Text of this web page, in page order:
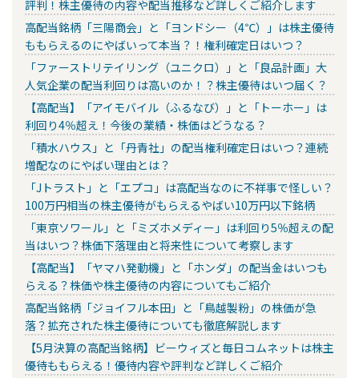
評判！株主優待の内容や配当推移など詳しくご紹介します
高配当銘柄「三陽商会」と「ヨンドシー（4℃）」は株主優待
ももらえるのにやばいって本当？！権利確定日はいつ？
「ファーストリテイリング（ユニクロ）」と「良品計画」大
人気企業の配当利回りは高いのか！？株主優待はいつ届く？
【高配当】「アイモバイル（ふるなび）」と「トーホー」は
利回り4％超え！今後の業績・株価はどうなる？
「積水ハウス」と「丹青社」の配当権利確定日はいつ？連続
増配なのにやばい理由とは？
「Jトラスト」と「エプコ」は高配当なのに不祥事で怪しい？
100万円相当の株主優待がもらえるやばい10万円以下銘柄
「東京ソワール」と「ミズホメディー」は利回り5％超えの配
当はいつ？株価下落理由と将来性について考察します
【高配当】「ヤマハ発動機」と「ホンダ」の配当金はいつも
らえる？株価や株主優待の内容についてもご紹介
高配当銘柄「ジョイフル本田」と「鳥越製粉」の株価が急
落？拡充された株主優待についても徹底解説します
【5月決算の高配当銘柄】ビーウィズと毎日コムネットは株主
優待ももらえる！優待内容や評判など詳しくご紹介